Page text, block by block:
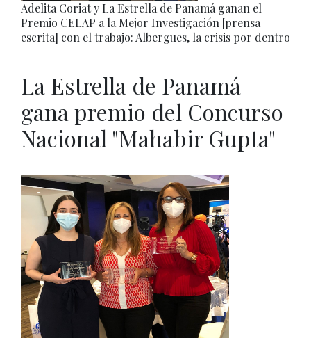
Adelita Coriat y La Estrella de Panamá ganan el
Premio CELAP a la Mejor Investigación [prensa
escrita] con el trabajo: Albergues, la crisis por dentro
La Estrella de Panamá
gana premio del Concurso
Nacional "Mahabir Gupta"